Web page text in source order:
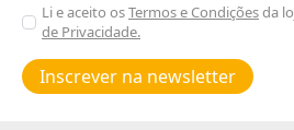
Aceitar
Poiticas
de
privacidade
Li e aceito osTermos e Condiçõesda
de Privacidade.
Inscrever na newsletter